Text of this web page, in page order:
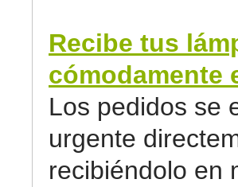
Recibe tus
cómodamente
Los pedidos se
urgente
recibiéndolo en